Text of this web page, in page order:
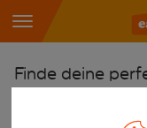
Finde deine